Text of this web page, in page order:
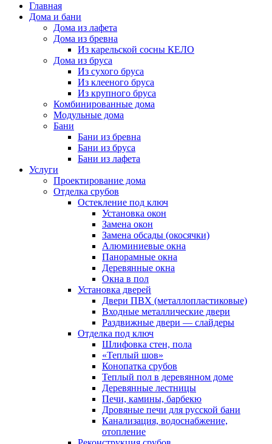
Главная
Дома и бани
Дома из лафета
Дома из бревна
Из карельской сосны КЕЛО
Дома из бруса
Из сухого бруса
Из клееного бруса
Из крупного бруса
Комбинированные дома
Модульные дома
Бани
Бани из бревна
Бани из бруса
Бани из лафета
Услуги
Проектирование дома
Отделка срубов
Остекление под ключ
Установка окон
Замена окон
Замена обсады (окосячки)
Алюминиевые окна
Панорамные окна
Деревянные окна
Окна в пол
Установка дверей
Двери ПВХ (металлопластиковые)
Входные металлические двери
Раздвижные двери — слайдеры
Отделка под ключ
Шлифовка стен, пола
«Теплый шов»
Конопатка срубов
Теплый пол в деревянном доме
Деревянные лестницы
Печи, камины, барбекю
Дровяные печи для русской бани
Канализация, водоснабжение,
отопление